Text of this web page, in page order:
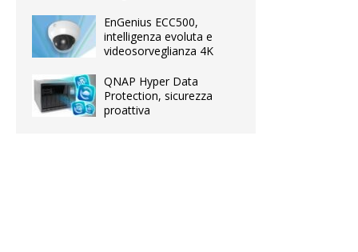
EnGenius ECC500,
intelligenza evoluta e
videosorveglianza 4K
QNAP Hyper Data
Protection, sicurezza
proattiva